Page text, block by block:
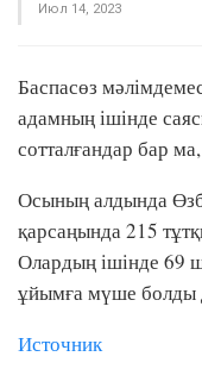
Июл 14, 2023
Баспасөз
адамның ішінде
сотталғандар бар
Осының алдында
қарсаңында 215
Олардың ішінде 69
ұйымға мүше болды
Источник